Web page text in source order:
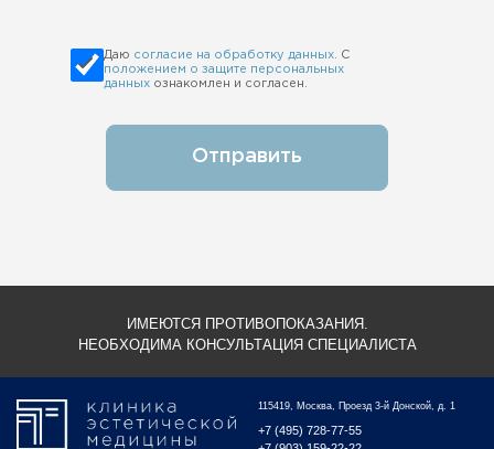
Даю согласие на обработку данных. С
положением о защите персональных
данных ознакомлен и согласен.
Отправить
ИМЕЮТСЯ ПРОТИВОПОКАЗАНИЯ.
НЕОБХОДИМА КОНСУЛЬТАЦИЯ СПЕЦИАЛИСТА
115419, Москва, Проезд 3-й Донской, д. 1
+7 (495) 728-77-55